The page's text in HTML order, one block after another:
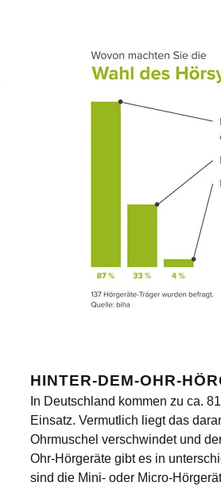
HINTER-DEM-OHR-
In Deutschland kommen zu ca.
Einsatz. Vermutlich liegt das
Ohrmuschel verschwindet und
Ohr-Hörgeräte gibt es in
sind die Mini- oder Micro-